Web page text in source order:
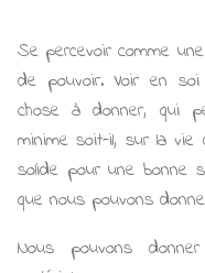
Se percevoir comme
de pouvoir. Voir en soi
chose à donner, qui
minime soit-il, sur la
solide pour une bonne
que nous pouvons
Nous pouvons